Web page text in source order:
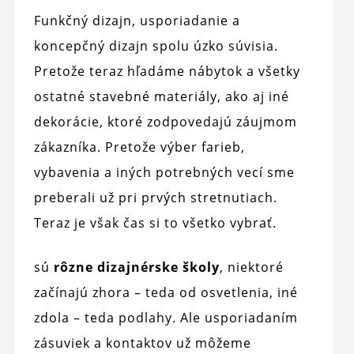
Funkčný dizajn, usporiadanie a
koncepčný dizajn spolu úzko súvisia.
Pretože teraz hľadáme nábytok a všetky
ostatné stavebné materiály, ako aj iné
dekorácie, ktoré zodpovedajú záujmom
zákazníka. Pretože výber farieb,
vybavenia a iných potrebných vecí sme
preberali už pri prvých stretnutiach.
Teraz je však čas si to všetko vybrať.
sú rôzne dizajnérske školy, niektoré
začínajú zhora – teda od osvetlenia, iné
zdola – teda podlahy. Ale usporiadaním
zásuviek a kontaktov už môžeme